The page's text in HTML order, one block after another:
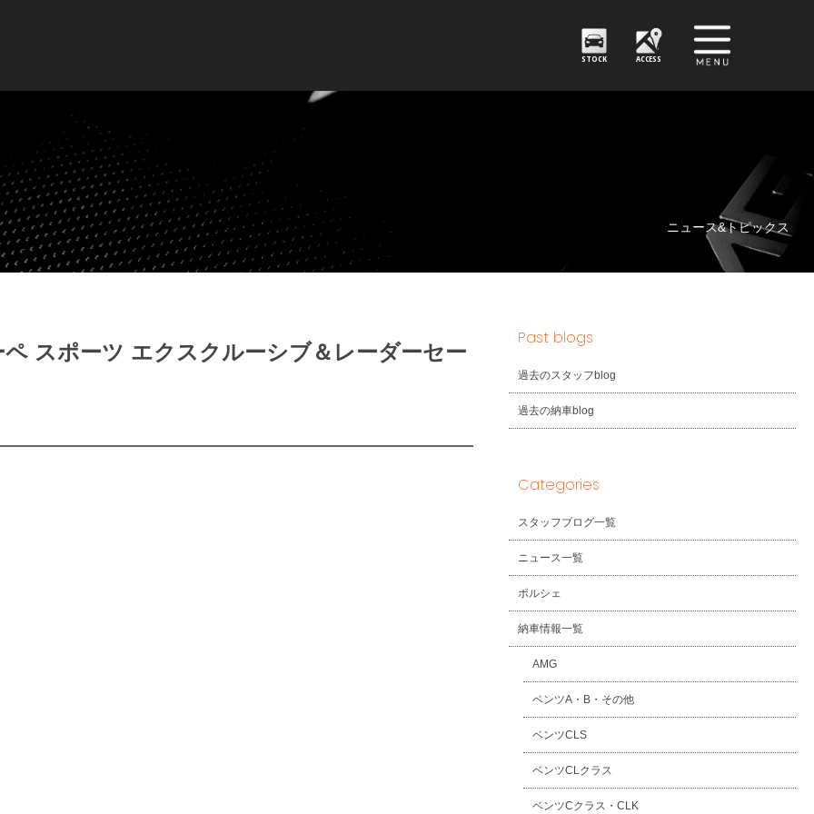
STOCK ACCESS
ニュース&トピックス
スポーツ エクスクルーシブ＆レーダーセー
Past blogs
過去のスタッフblog
過去の納車blog
Categories
スタッフブログ一覧
ニュース一覧
ポルシェ
納車情報一覧
AMG
ベンツA・B・その他
ベンツCLS
ベンツCLクラス
ベンツCクラス・CLK